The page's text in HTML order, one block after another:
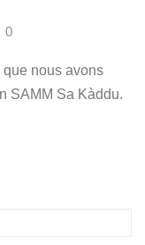
0
que nous avons
SAMM Sa Kàddu.